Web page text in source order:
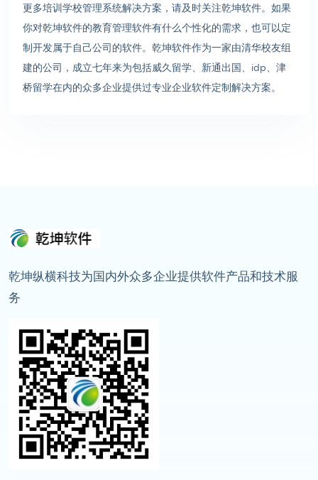
更多培训学校管理系统解决方案，请及时关注乾坤软件。如果
你对乾坤软件的教育管理软件有什么个性化的需求，也可以定
制开发属于自己公司的软件。乾坤软件作为一家由清华校友组
建的公司，成立七年来为包括威久留学、新通出国、idp、津
桥留学在内的众多企业提供过专业企业软件定制解决方案。
乾坤纵横科技为国内外众多企业提供软件产品和技术服
务